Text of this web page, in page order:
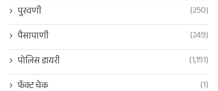
पुरवणी
(250)
पैसापाणी
(249)
पोलिस डायरी
(1,151)
फॅक्ट चेक
(1)